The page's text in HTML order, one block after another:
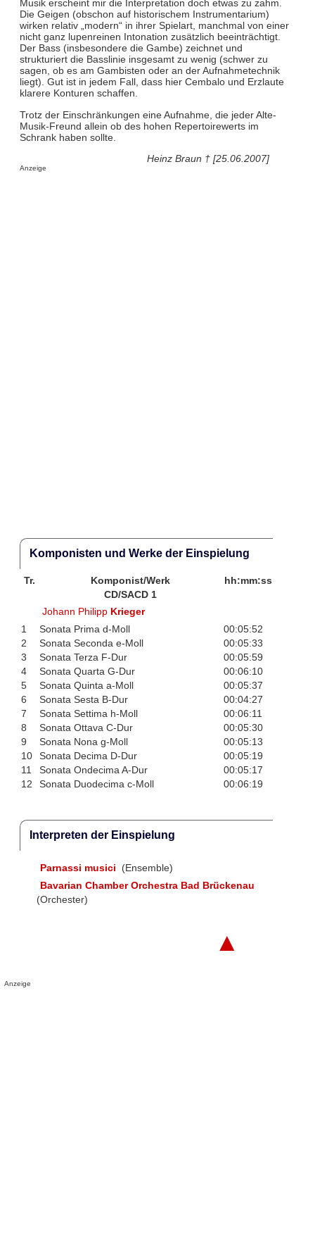
Musik erscheint mir die Interpretation doch etwas zu zahm.
Die Geigen (obschon auf historischem Instrumentarium)
wirken relativ „modern“ in ihrer Spielart, manchmal von einer
nicht ganz lupenreinen Intonation zusätzlich beeinträchtigt.
Der Bass (insbesondere die Gambe) zeichnet und
strukturiert die Basslinie insgesamt zu wenig (schwer zu
sagen, ob es am Gambisten oder an der Aufnahmetechnik
liegt). Gut ist in jedem Fall, dass hier Cembalo und Erzlaute
klarere Konturen schaffen.
Trotz der Einschränkungen eine Aufnahme, die jeder Alte-
Musik-Freund allein ob des hohen Repertoirewerts im
Schrank haben sollte.
Heinz Braun † [25.06.2007]
Anzeige
Komponisten und Werke der Einspielung
Tr. Komponist/Werk
hh:mm:ss
CD/SACD 1
Johann Philipp Krieger
1
Sonata Prima d-Moll
00:05:52
2
Sonata Seconda e-Moll
00:05:33
3
Sonata Terza F-Dur
00:05:59
4
Sonata Quarta G-Dur
00:06:10
5
Sonata Quinta a-Moll
00:05:37
6
Sonata Sesta B-Dur
00:04:27
7
Sonata Settima h-Moll
00:06:11
8
Sonata Ottava C-Dur
00:05:30
9
Sonata Nona g-Moll
00:05:13
10
Sonata Decima D-Dur
00:05:19
11
Sonata Ondecima A-Dur
00:05:17
12
Sonata Duodecima c-Moll 00:06:19
Interpreten der Einspielung
Parnassi musici
(Ensemble)
Bavarian Chamber Orchestra Bad Brückenau
(Orchester)
▲
Anzeige